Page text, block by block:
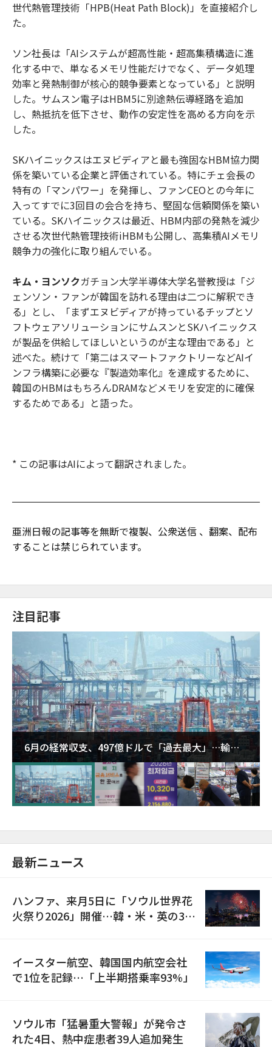
世代熱管理技術「HPB(Heat Path Block)」を直接紹介し
た。
ソン社長は「AIシステムが超高性能・超高集積構造に進
化する中で、単なるメモリ性能だけでなく、データ処理
効率と発熱制御が核心的競争要素となっている」と説明
した。サムスン電子はHBM5に別途熱伝導経路を追加
し、熱抵抗を低下させ、動作の安定性を高める方向を示
した。
SKハイニックスはエヌビディアと最も強固なHBM協力関
係を築いている企業と評価されている。特にチェ会長の
特有の「マンパワー」を発揮し、ファンCEOとの今年に
入ってすでに3回目の会合を持ち、堅固な信頼関係を築い
ている。SKハイニックスは最近、HBM内部の発熱を減少
させる次世代熱管理技術iHBMも公開し、高集積AIメモリ
競争力の強化に取り組んでいる。
キム・ヨンソクガチョン大学半導体大学名誉教授は「ジ
ェンソン・ファンが韓国を訪れる理由は二つに解釈でき
る」とし、「まずエヌビディアが持っているチップとソ
フトウェアソリューションにサムスンとSKハイニックス
が製品を供給してほしいというのが主な理由である」と
述べた。続けて「第二はスマートファクトリーなどAIイ
ンフラ構築に必要な『製造効率化』を達成するために、
韓国のHBMはもちろんDRAMなどメモリを安定的に確保
するためである」と語った。
* この記事はAIによって翻訳されました。
亜洲日報の記事等を無断で複製、公衆送信 、翻案、配布
することは禁じられています。
注目記事
6月の経常収支、497億ドルで「過去最大」…輸出
が初の1000億ドル突破
最新ニュース
ハンファ、来月5日に「ソウル世界花
火祭り2026」開催…韓・米・英の3カ
イースター航空、韓国国内航空会社
で1位を記録…「上半期搭乗率93%」
ソウル市「猛暑重大警報」が発令さ
れた4日、熱中症患者39人追加発生